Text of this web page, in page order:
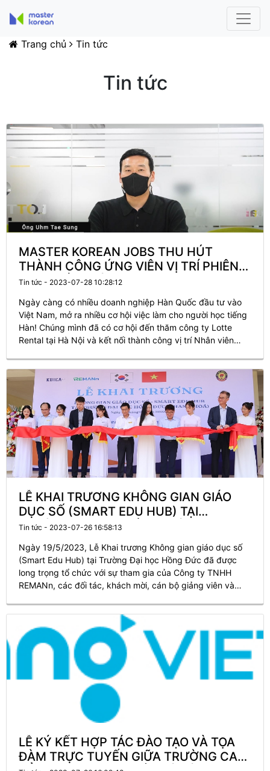
Trang chủ Tin tức
Tin tức
MASTER KOREAN JOBS THU HÚT
THÀNH CÔNG ỨNG VIÊN VỊ TRÍ PHIÊN
DỊCH TIẾNG HÀN - CÔNG TY LOTTE
RENTAL
Tin tức - 2023-07-28 10:28:12
Ngày càng có nhiều doanh nghiệp Hàn Quốc đầu tư vào
Việt Nam, mở ra nhiều cơ hội việc làm cho người học tiếng
Hàn! Chúng mình đã có cơ hội đến thăm công ty Lotte
Rental tại Hà Nội và kết nối thành công vị trí Nhân viên
Master Korean Jobs.
LỄ KHAI TRƯƠNG KHÔNG GIAN GIÁO
DỤC SỐ (SMART EDU HUB) TẠI
TRƯỜNG ĐẠI HỌC HỒNG ĐỨC
Tin tức - 2023-07-26 16:58:13
Ngày 19/5/2023, Lễ Khai trương Không gian giáo dục số
(Smart Edu Hub) tại Trường Đại học Hồng Đức đã được
long trọng tổ chức với sự tham gia của Công ty TNHH
REMANn, các đối tác, khách mời, cán bộ giảng viên và
LỄ KÝ KẾT HỢP TÁC ĐÀO TẠO VÀ TỌA
ĐÀM TRỰC TUYẾN GIỮA TRƯỜNG CAO